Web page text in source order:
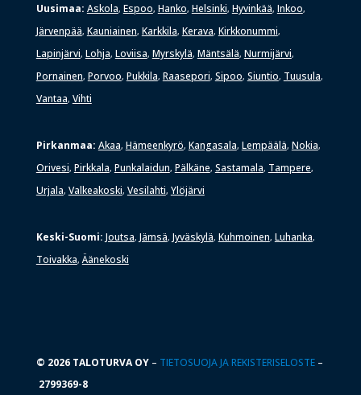
Uusimaa: Askola, Espoo, Hanko, Helsinki, Hyvinkää, Inkoo,
Järvenpää, Kauniainen, Karkkila, Kerava, Kirkkonummi,
Lapinjärvi, Lohja, Loviisa, Myrskylä, Mäntsälä, Nurmijärvi,
Pornainen, Porvoo, Pukkila, Raasepori, Sipoo, Siuntio, Tuusula,
Vantaa, Vihti
Pirkanmaa: Akaa, Hämeenkyrö, Kangasala, Lempäälä, Nokia,
Orivesi, Pirkkala, Punkalaidun, Pälkäne, Sastamala, Tampere,
Urjala, Valkeakoski, Vesilahti, Ylöjärvi
Keski-Suomi: Joutsa, Jämsä, Jyväskylä, Kuhmoinen, Luhanka,
Toivakka, Äänekoski
© 2026 TALOTURVA OY– TIETOSUOJA JA REKISTERISELOSTE–
2799369-8